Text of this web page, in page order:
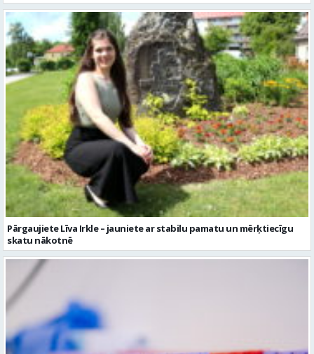
Pārgaujiete Līva Irkle – jauniete ar stabilu pamatu un mērķtiecīgu
skatu nākotnē